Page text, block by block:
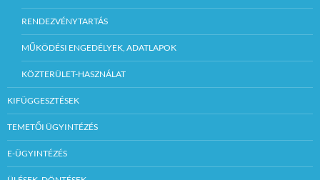
RENDEZVÉNYTARTÁS
MŰKÖDÉSI ENGEDÉLYEK, ADATLAPOK
KÖZTERÜLET-HASZNÁLAT
KIFÜGGESZTÉSEK
TEMETŐI ÜGYINTÉZÉS
E-ÜGYINTÉZÉS